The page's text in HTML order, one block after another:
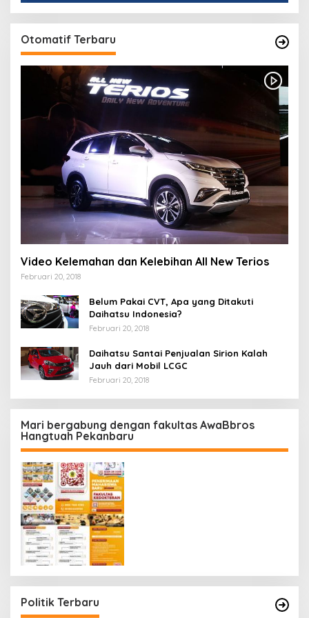
Otomatif Terbaru
Video Kelemahan dan Kelebihan All New Terios
Februari 20, 2018
Belum Pakai CVT, Apa yang Ditakuti
Daihatsu Indonesia?
Februari 20, 2018
Daihatsu Santai Penjualan Sirion Kalah
Jauh dari Mobil LCGC
Februari 20, 2018
Mari bergabung dengan fakultas AwaBbros
Hangtuah Pekanbaru
Politik Terbaru